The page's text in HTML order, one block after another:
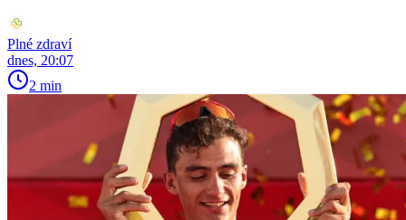
Plné zdraví
dnes, 20:07
2 min